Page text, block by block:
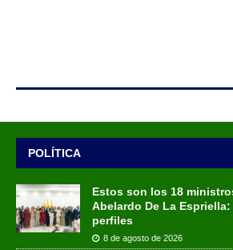
POLÍTICA
Estos son los 18
Abelardo De La
perfiles
8 de agosto de 2026